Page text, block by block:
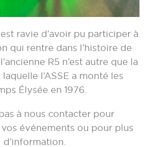
ravie d’avoir pu participer à
qui rentre dans l’histoire de
R5 n’est autre que la
l’ASSE a monté les
Élysée en 1976.
à nous contacter pour
événements ou pour plus
d’information.